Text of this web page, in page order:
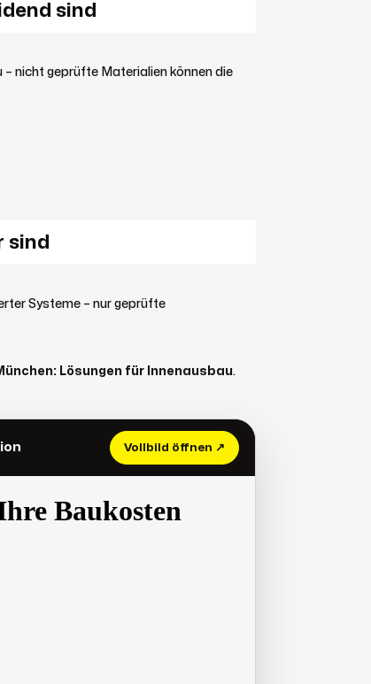
sind
nicht geprüfte Materialien können die
sind
Systeme – nur geprüfte
Lösungen für Innenausbau.
Vollbild öffnen ↗
Zur Preisberechnung